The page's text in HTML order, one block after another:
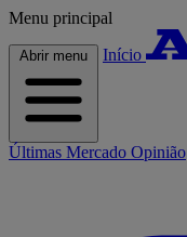
Menu principal
Abrir menu Início
Últimas Mercado Opinião